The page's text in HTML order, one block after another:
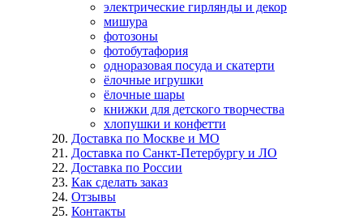
электрические гирлянды и декор
мишура
фотозоны
фотобутафория
одноразовая посуда и скатерти
ёлочные игрушки
ёлочные шары
книжки для детского творчества
хлопушки и конфетти
Доставка по Москве и МО
Доставка по Санкт-Петербургу и ЛО
Доставка по России
Как сделать заказ
Отзывы
Контакты